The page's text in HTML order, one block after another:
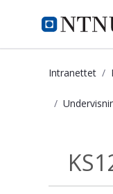
Intranettet